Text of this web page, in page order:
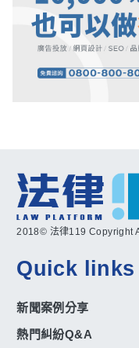
2018© 法律119 Copyright
Quick links
新聞案例分享
熱門糾紛Q&A